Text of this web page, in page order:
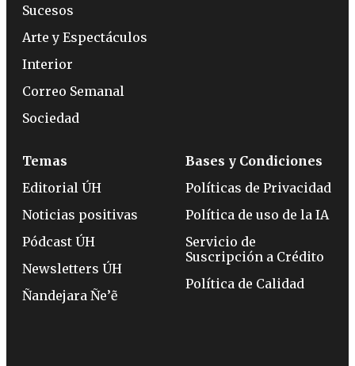
Sucesos
Arte y Espectáculos
Interior
Correo Semanal
Sociedad
Temas
Editorial ÚH
Noticias positivas
Pódcast ÚH
Newsletters ÚH
Ñandejara Ñe’ẽ
Bases y Condiciones
Políticas de Privacidad
Política de uso de la IA
Servicio de
Suscripción a Crédito
Política de Calidad